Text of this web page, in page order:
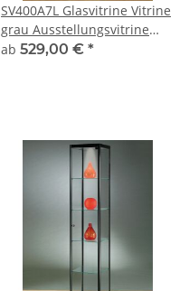
SV400A7L Glasvitrine Vitrine
grau Ausstellungsvitrine
Präsentationsvitrine Alu
ab 529,00 € *